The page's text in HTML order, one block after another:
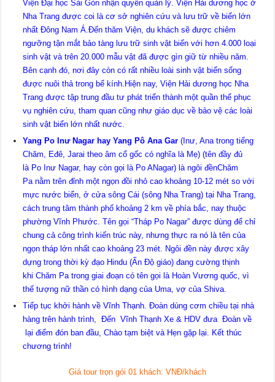
Viện Đại học Sài Gòn nhận quyền quản lý. Viện Hải dương học ở
Nha Trang được coi là cơ sở nghiên cứu và lưu trữ về biển lớn
nhất Đông Nam Á.Đến thăm Viện, du khách sẽ được chiêm
ngưỡng tận mắt bảo tàng lưu trữ sinh vật biển với hơn 4.000 loại
sinh vật và trên 20.000 mẫu vật đã được gìn giữ từ nhiều năm.
Bên cạnh đó, nơi đây còn có rất nhiều loài sinh vật biển sống
được nuôi thả trong bể kính.Hiện nay, Viện Hải dương học Nha
Trang được tập trung đầu tư phát triển thành một quần thể phục
vụ nghiên cứu, tham quan cũng như giáo dục về bảo vệ các loài
sinh vật biển lớn nhất nước.
Yang Po Inư Nagar hay Yang Pô Ana Gar(Inư, Ana trong tiếng
Chăm, Eđê, Jarai theo âm cổ gốc có nghĩa là Mẹ) (tên đầy đủ
là Po Inư Nagar, hay còn gọi là Po ANagar) là ngôi đềnChăm
Pa nằm trên đỉnh một ngọn đồi nhỏ cao khoảng 10-12 mét so với
mực nước biển, ở cửa sông Cái (sông Nha Trang) tại Nha Trang,
cách trung tâm thành phố khoảng 2 km về phía bắc, nay thuộc
phường Vĩnh Phước. Tên gọi “Tháp Po Nagar” được dùng để chỉ
chung cả công trình kiến trúc này, nhưng thực ra nó là tên của
ngọn tháp lớn nhất cao khoảng 23 mét. Ngôi đền này được xây
dựng trong thời kỳ đạo Hindu (Ấn Độ giáo) đang cường thịnh
khi Chăm Pa trong giai đoạn có tên gọi là Hoàn Vương quốc, vì
thế tượng nữ thần có hình dạng của Uma, vợ của Shiva.
Tiếp tục khởi hành về Vĩnh Thạnh. Đoàn dùng cơm chiều tại nhà
hàng trên hành trình, Đến Vĩnh Thạnh Xe & HDV đưa Đoàn về
lại điểm đón ban đầu, Chào tạm biệt và Hẹn gặp lại. Kết thúc
chương trình!
Giá tour trọn gói 01 khách: VNĐ/khách